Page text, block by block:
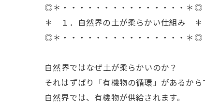
◎＊・・・・・・・・・・・・・・・＊◎
＊ １．自然界の土が柔らかい仕組み ＊
◎＊・・・・・・・・・・・・・・・＊◎
ㅤ自然界ではなぜ土が柔らかいのか？
それはずばり「有機物の循環」があるから
自然界では、有機物が供給されます。